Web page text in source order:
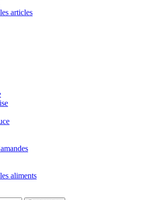
articles
aliments